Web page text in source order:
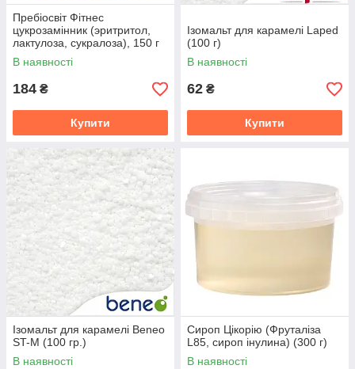
Пребіосвіт Фітнес
цукрозамінник (эритритол,
лактулоза, сукралоза), 150 г
В наявності
184 ₴
Купити
Ізомальт для карамелі Laped
(100 г)
В наявності
62 ₴
Купити
Ізомальт для карамелі Beneo
ST-M (100 гр.)
В наявності
Сироп Цікорію (Фруталіза
L85, сироп інулина) (300 г)
В наявності